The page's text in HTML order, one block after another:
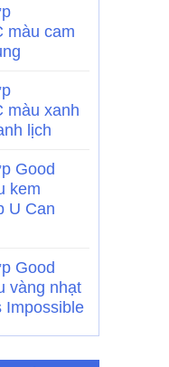
màu cam
màu xanh
lịch
Good
kem
U Can
Good
vàng nhạt
Impossible